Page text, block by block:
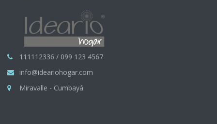
111112336 / 099 123 4567
info@ideariohogar.com
Miravalle - Cumbayá